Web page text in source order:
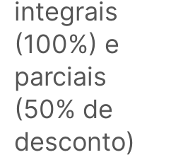
integrais
(100%) e
parciais
(50% de
desconto)